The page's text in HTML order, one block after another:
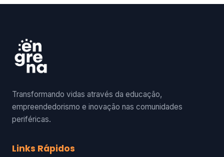
Transformando vidas através da educação,
empreendedorismo e inovação nas comunidades
periféricas.
Links Rápidos